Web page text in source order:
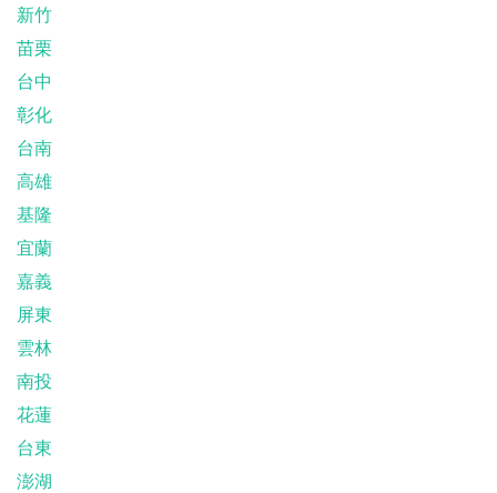
新竹
苗栗
台中
彰化
台南
高雄
基隆
宜蘭
嘉義
屏東
雲林
南投
花蓮
台東
澎湖